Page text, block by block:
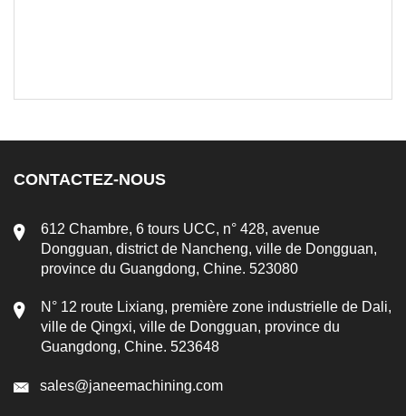
CONTACTEZ-NOUS
612 Chambre, 6 tours UCC, n° 428, avenue
Dongguan, district de Nancheng, ville de Dongguan,
province du Guangdong, Chine. 523080
N° 12 route Lixiang, première zone industrielle de Dali,
ville de Qingxi, ville de Dongguan, province du
Guangdong, Chine. 523648
sales@janeemachining.com